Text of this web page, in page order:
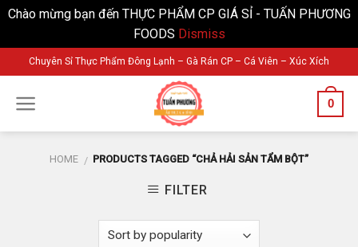
Chào mừng bạn đến THỰC PHẨM CP GIÁ SỈ - TUẤN PHƯƠNG
FOODS Dismiss
to
content
Chuyên Sỉ Thực Phẩm Đông Lạnh – Gà Rán CP – Cá Viên – Xúc Xích
0
HOME / PRODUCTS TAGGED “CHẢ HẢI SẢN TẨM BỘT”
FILTER